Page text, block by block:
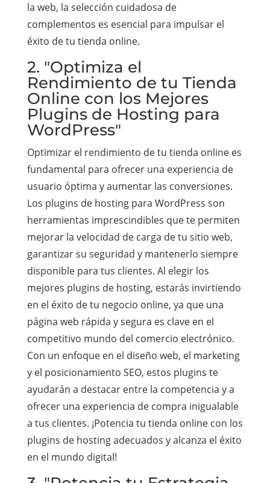
la web, la selección cuidadosa de
complementos es esencial para impulsar el
éxito de tu tienda online.
2. "Optimiza el
Rendimiento de tu Tienda
Online con los Mejores
Plugins de Hosting para
WordPress"
Optimizar el rendimiento de tu tienda online es
fundamental para ofrecer una experiencia de
usuario óptima y aumentar las conversiones.
Los plugins de hosting para WordPress son
herramientas imprescindibles que te permiten
mejorar la velocidad de carga de tu sitio web,
garantizar su seguridad y mantenerlo siempre
disponible para tus clientes. Al elegir los
mejores plugins de hosting, estarás invirtiendo
en el éxito de tu negocio online, ya que una
página web rápida y segura es clave en el
competitivo mundo del comercio electrónico.
Con un enfoque en el diseño web, el marketing
y el posicionamiento SEO, estos plugins te
ayudarán a destacar entre la competencia y a
ofrecer una experiencia de compra inigualable
a tus clientes. ¡Potencia tu tienda online con los
plugins de hosting adecuados y alcanza el éxito
en el mundo digital!